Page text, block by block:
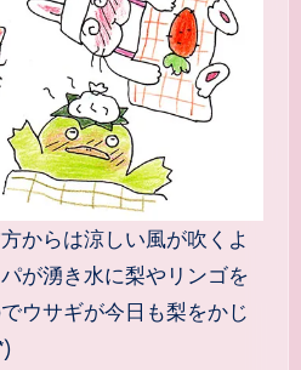
からは涼しい風が吹くよ
が湧き水に梨やリンゴを
ウサギが今日も梨をかじ